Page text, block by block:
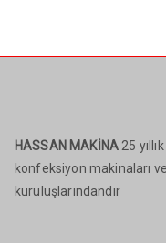
HASSAN MAKİNA25
konfeksiyon makinaları
kuruluşlarındandır